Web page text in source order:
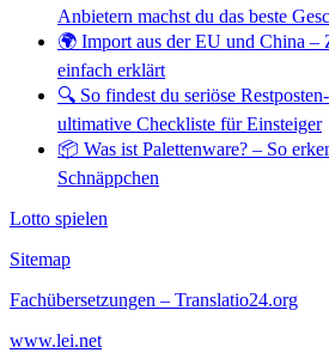
Anbietern machst du das beste
🌍 Import aus der EU und China –
einfach erklärt
🔍 So findest du seriöse
ultimative Checkliste für Einsteiger
📦 Was ist Palettenware? – So
Schnäppchen
Lotto spielen
Sitemap
Fachübersetzungen – Translatio24.org
www.lei.net